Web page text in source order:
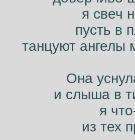
я свеч
пусть в
танцуют ангелы
Она
и слыша в
я
из тех